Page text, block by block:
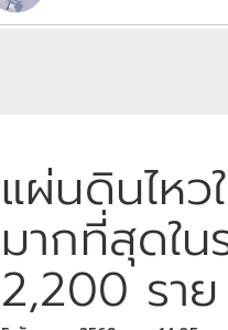
แผ่นดินไห
มากที่สุดใ
2,200 ราย